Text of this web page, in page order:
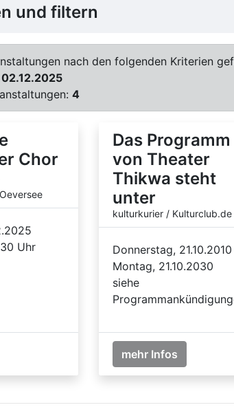
und filtern
nach den folgenden Kriterien
4
Chor
Uhr
Das Programm
von Theater
Thikwa steht
unter
kulturkurier / Kulturclub.de
Donnerstag,
Montag, 21.10.2030
siehe
mehr Infos